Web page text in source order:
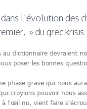
dans l’évolution
» du grec krisis
au dictionnaire devraient
poser les bonnes
phase grave qui nous
croyions pouvoir nous
l’œil nu, vient faire